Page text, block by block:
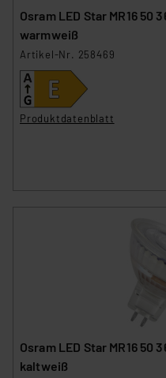
Osram LED Star MR16 50
warmweiß
Artikel-Nr. 258469
Produktdatenblatt
Osram LED Star MR16 50
kaltweiß